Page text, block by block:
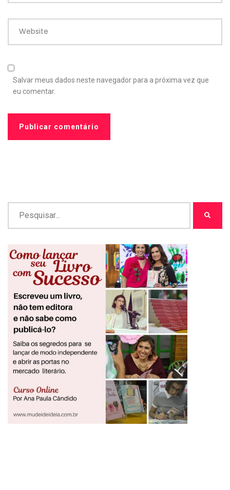
Website
Salvar meus dados neste navegador para a próxima vez que
eu comentar.